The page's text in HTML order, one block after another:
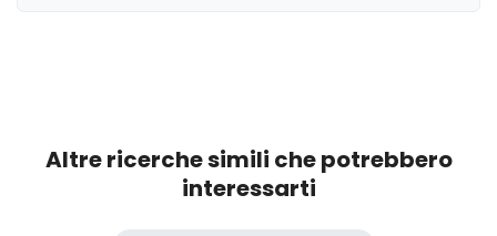
Altre ricerche simili che potrebbero
interessarti